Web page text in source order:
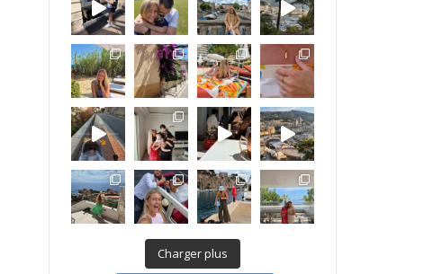
Charger plus